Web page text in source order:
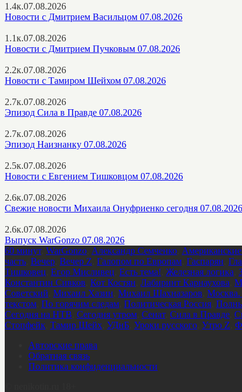
1.4к.07.08.2026
Новости с Дмитрием Васильцом 07.08.2026
1.1к.07.08.2026
Новости с Дмитрием Пучковым 07.08.2026
2.2к.07.08.2026
Новости с Тамиром Шейхом 07.08.2026
2.7к.07.08.2026
Эпизод Сила в Правде 07.08.2026
2.7к.07.08.2026
Эпизод Наизнанку 07.08.2026
2.5к.07.08.2026
Новости с Евгением Тишковцом 07.08.2026
2.6к.07.08.2026
Свежие новости Михаила Онуфриенко сегодня
2.6к.07.08.2026
Выпуск WarGonzo 07.08.2026
60 минут, WarGonzo Александр Семченко
часть Вечер Вечер Z Галопом по Европам Гаспарян
Тишковец Егор Мисливец Есть тема! Железная логика
Константин Сивков Кот Костян Лабиринт Карнаухова
Советский Михаил Хазин Михаил Шахназаров
текстом По горячим следам Политическая Россия
Сегодня на НТВ Сегодня утром Сенат, Сила в Правде
Стопфейк Тамир Шейх УДнБ Уроки русского Утро Z
Авторские права
Обратная связь
Политика конфиденциальности